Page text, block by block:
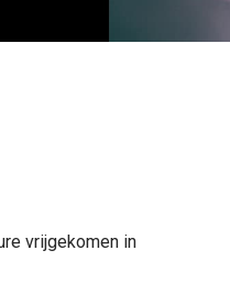
vrijgekomen in